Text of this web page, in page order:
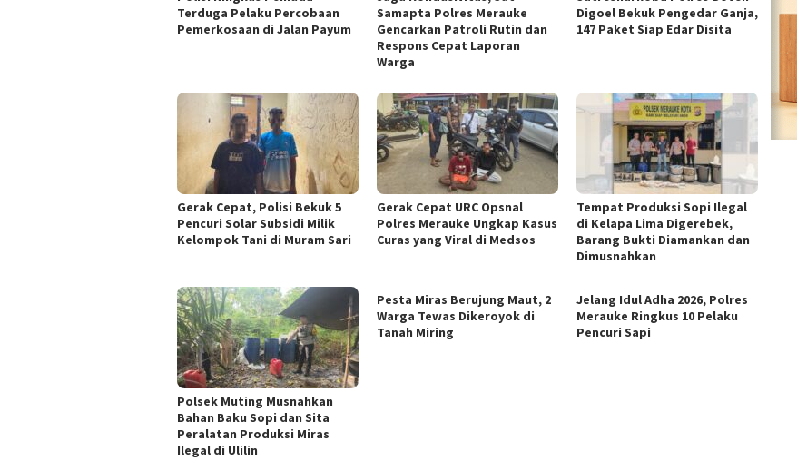
Terduga Pelaku Percobaan
Pemerkosaan di Jalan Payum
Samapta Polres Merauke
Gencarkan Patroli Rutin dan
Respons Cepat Laporan
Warga
Digoel Bekuk Pengedar Ganja,
147 Paket Siap Edar Disita
Gerak Cepat, Polisi Bekuk 5
Pencuri Solar Subsidi Milik
Kelompok Tani di Muram Sari
Gerak Cepat URC Opsnal
Polres Merauke Ungkap Kasus
Curas yang Viral di Medsos
Tempat Produksi Sopi Ilegal
di Kelapa Lima Digerebek,
Barang Bukti Diamankan dan
Dimusnahkan
Polsek Muting Musnahkan
Bahan Baku Sopi dan Sita
Peralatan Produksi Miras
Ilegal di Ulilin
Pesta Miras Berujung Maut, 2
Warga Tewas Dikeroyok di
Tanah Miring
Jelang Idul Adha 2026, Polres
Merauke Ringkus 10 Pelaku
Pencuri Sapi